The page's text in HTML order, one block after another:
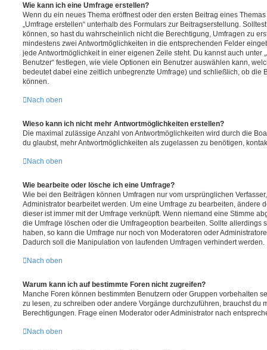
Wie kann ich eine Umfrage erstellen?
Wenn du ein neues Thema eröffnest oder den ersten Beitrag eines
„Umfrage erstellen“ unterhalb des Formulars zur Beitragserstellung.
können, so hast du wahrscheinlich nicht die Berechtigung, Umfragen zu
mindestens zwei Antwortmöglichkeiten in die entsprechenden Felder
jede Antwortmöglichkeit in einer eigenen Zeile steht. Du kannst auch unter
Benutzer“ festlegen, wie viele Optionen ein Benutzer auswählen kann,
bedeutet dabei eine zeitlich unbegrenzte Umfrage) und schließlich, ob die
können.
Nach oben
Wieso kann ich nicht mehr Antwortmöglichkeiten erstellen?
Die maximal zulässige Anzahl von Antwortmöglichkeiten wird durch die
du glaubst, mehr Antwortmöglichkeiten als zugelassen zu benötigen,
Nach oben
Wie bearbeite oder lösche ich eine Umfrage?
Wie bei den Beiträgen können Umfragen nur vom ursprünglichen
Administrator bearbeitet werden. Um eine Umfrage zu bearbeiten, ändere
dieser ist immer mit der Umfrage verknüpft. Wenn niemand eine Stimme
die Umfrage löschen oder die Umfrageoption bearbeiten. Sollte allerdings
haben, so kann die Umfrage nur noch von Moderatoren oder
Dadurch soll die Manipulation von laufenden Umfragen verhindert werden.
Nach oben
Warum kann ich auf bestimmte Foren nicht zugreifen?
Manche Foren können bestimmten Benutzern oder Gruppen vorbehalten
zu lesen, zu schreiben oder andere Vorgänge durchzuführen, brauchst du
Berechtigungen. Frage einen Moderator oder Administrator nach
Nach oben